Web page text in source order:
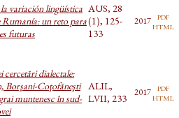
variación lingüística
Rumanía: un reto para
futuras
AUS, 28
(1), 125-
133
2017 pdf
html
cercetări dialectale:
Borşani-Coţofăneşti
muntenesc în sud-
ALIL,
LVII, 233
2017 pdf
html